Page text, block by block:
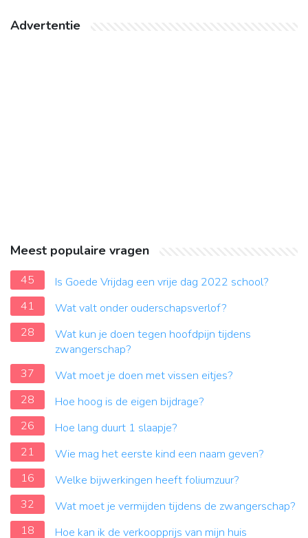
Advertentie
Meest populaire vragen
45
Is Goede Vrijdag een vrije dag 2022 school?
41
Wat valt onder ouderschapsverlof?
28
Wat kun je doen tegen hoofdpijn tijdens
zwangerschap?
37
Wat moet je doen met vissen eitjes?
28
Hoe hoog is de eigen bijdrage?
26
Hoe lang duurt 1 slaapje?
21
Wie mag het eerste kind een naam geven?
16
Welke bijwerkingen heeft foliumzuur?
32
Wat moet je vermijden tijdens de zwangerschap?
18
Hoe kan ik de verkoopprijs van mijn huis